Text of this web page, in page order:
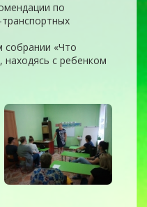
по
собрании «Что
с ребенком